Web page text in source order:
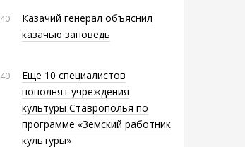
Казачий генерал объяснил
казачью заповедь
Еще 10 специалистов
пополнят учреждения
культуры Ставрополья по
программе «Земский работник
культуры»